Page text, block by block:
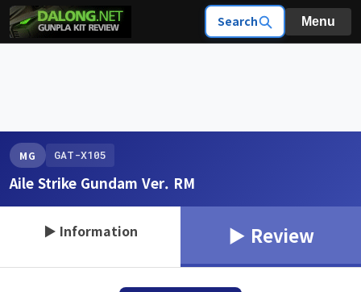
Search Menu
MG GAT-X105
Aile Strike Gundam Ver. RM
▶ Information ▶ Review